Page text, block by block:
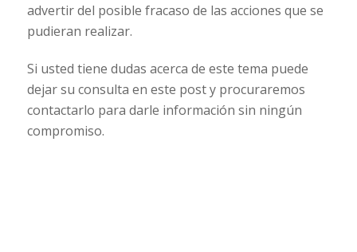
advertir del posible fracaso de las acciones que se
pudieran realizar.
Si usted tiene dudas acerca de este tema puede
dejar su consulta en este post y procuraremos
contactarlo para darle información sin ningún
compromiso.